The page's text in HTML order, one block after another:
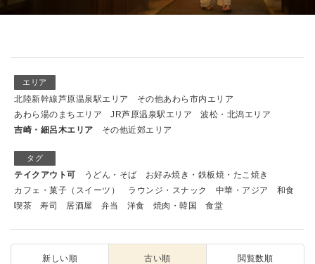
エリア
北陸新幹線芦原温泉駅エリア
その他あわら市内エリア
あわら湯のまちエリア
JR芦原温泉駅エリア
波松・北潟エリア
吉崎・細呂木エリア
その他近郊エリア
タグ
テイクアウト可 うどん・そば
お好み焼き・鉄板焼・たこ焼き
カフェ・菓子（スイーツ）
ラウンジ・スナック 中華・アジア
和食
喫茶
寿司 居酒屋 弁当 洋食 焼肉・韓国 食堂
新しい順 古い順 閲覧数順